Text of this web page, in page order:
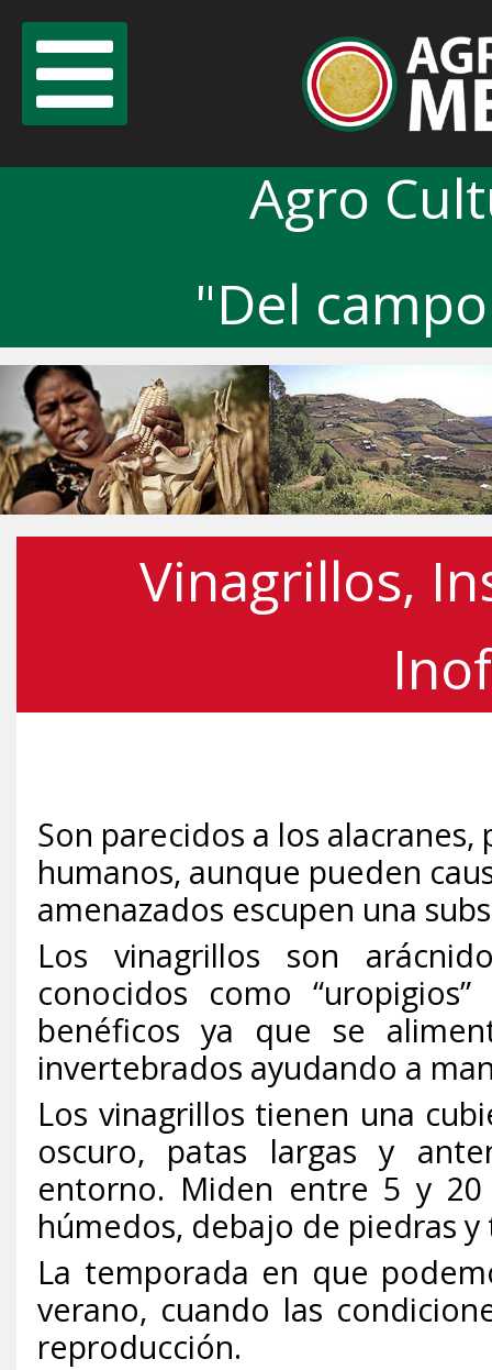
Agro
"Del
Previous
Vinagrillos,
Son parecidos a los
humanos, aunque pueden
amenazados escupen una
Los vinagrillos son
conocidos como
benéficos ya que se
invertebrados ayudando a
Los vinagrillos tienen una
oscuro, patas largas y
entorno. Miden entre 5 y
húmedos, debajo de piedras
La temporada en que
verano, cuando las
reproducción.